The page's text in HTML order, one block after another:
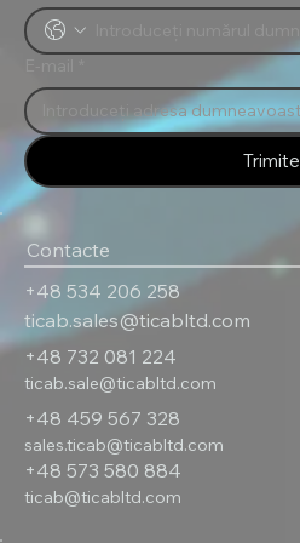
Contacte
+48 534 206 258
ticab.sales@ticabltd.com
+48 732 081 224
ticab.sale@ticabltd.com
+48 459 567 328
sales.ticab@ticabltd.com
+48 573 580 884
ticab@ticabltd.com
Trimite